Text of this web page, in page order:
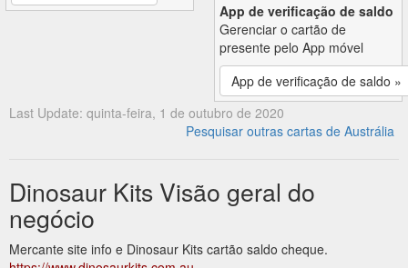
App de verificação de saldo
Gerenciar o cartão de
presente pelo App móvel
App de verificação de saldo »
Last Update: quinta-feira, 1 de outubro de 2020
Pesquisar outras cartas de Austrália
Dinosaur Kits Visão geral do
negócio
Mercante site info e Dinosaur Kits cartão saldo cheque.